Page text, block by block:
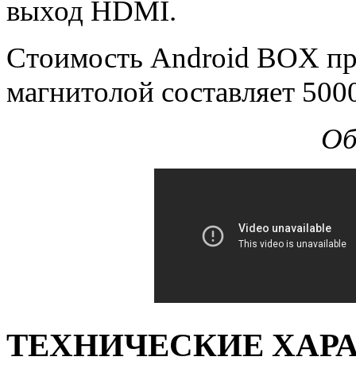
выход HDMI.
Стоимость Android BOX
магнитолой составляет
ТЕХНИЧЕСКИЕ